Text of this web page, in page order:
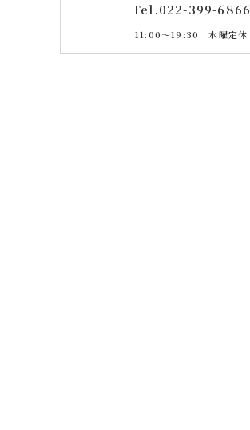
Tel.022-399-6866
11:00〜19:30 水曜定休